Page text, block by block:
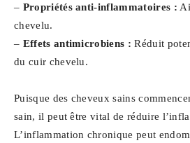
– Propriétés anti-inflammatoires :
chevelu.
– Effets antimicrobiens : Réduit
du cuir chevelu.
Puisque des cheveux sains
sain, il peut être vital de réduire
L’inflammation chronique peut